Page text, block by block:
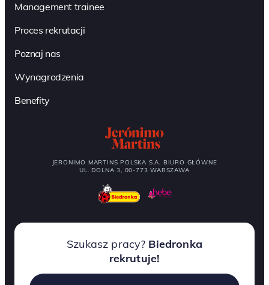
Management trainee
Proces rekrutacji
Poznaj nas
Wynagrodzenia
Benefity
JERONIMO MARTINS POLSKA S.A. BIURO GŁÓWNE
UL. DOLNA 3, 00-773 WARSZAWA
Szukasz pracy? Biedronka
rekrutuje!